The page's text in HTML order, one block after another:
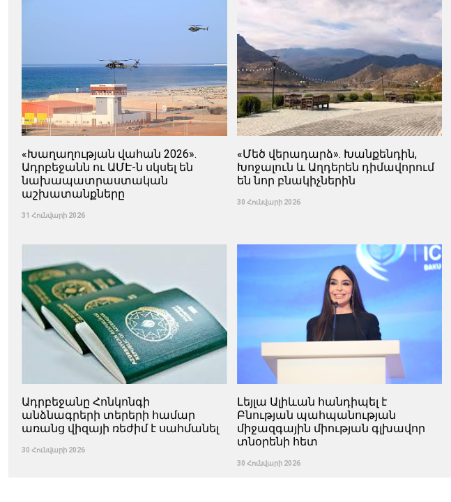
«Խաղաղության վահան 2026».
Ադրբեջանն ու ԱՄԷ-ն սկսել են
նախապատրաստական ​​
աշխատանքները
31 Հունվարի 2026
«Մեծ վերադարձ». Խանքենդին,
Խոջալուն և Աղդերեն դիմավորում
են նոր բնակիչներին
30 Հունվարի 2026
Ադրբեջանը Հոնկոնգի
անձնագրերի տերերի համար
առանց վիզայի ռեժիմ է սահմանել
30 Հունվարի 2026
Լեյլա Ալիևան հանդիպել է
Բնության պահպանության
միջազգային միության գլխավոր
տնօրենի հետ
30 Հունվարի 2026